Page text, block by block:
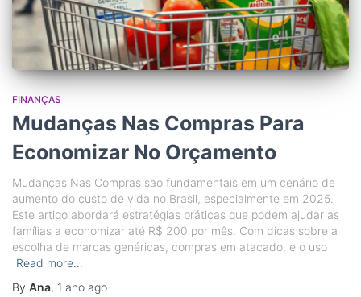
FINANÇAS
Mudanças Nas Compras Para
Economizar No Orçamento
Mudanças Nas Compras são fundamentais em um cenário de
aumento do custo de vida no Brasil, especialmente em 2025.
Este artigo abordará estratégias práticas que podem ajudar as
famílias a economizar até R$ 200 por mês. Com dicas sobre a
escolha de marcas genéricas, compras em atacado, e o uso
Read more…
By Ana, 1 ano ago